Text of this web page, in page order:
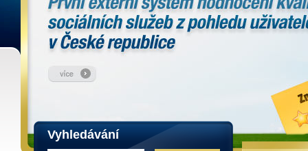
Vyhledávání